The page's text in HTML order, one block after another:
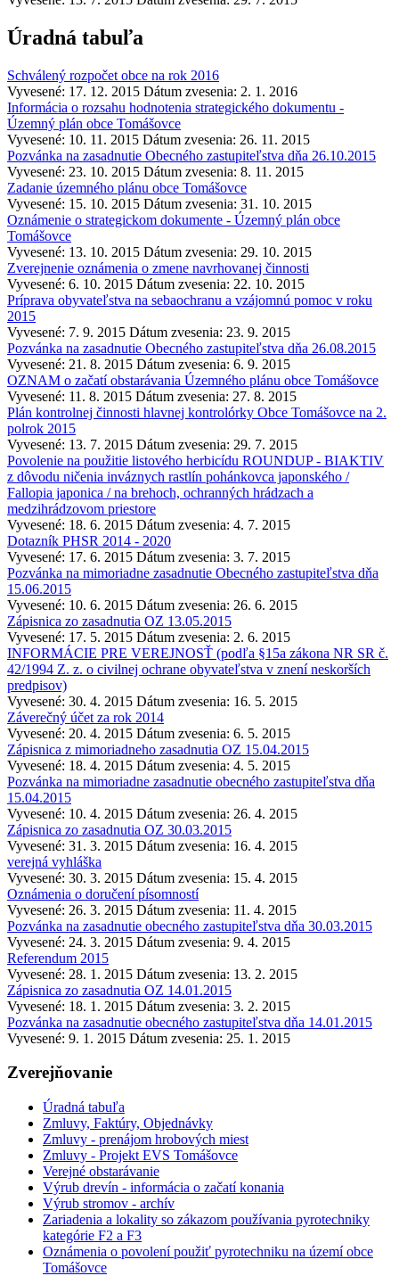
Úradná tabuľa
Schválený rozpočet obce na rok 2016
Vyvesené: 17. 12. 2015 Dátum zvesenia: 2. 1. 2016
Informácia o rozsahu hodnotenia strategického dokumentu -
Územný plán obce Tomášovce
Vyvesené: 10. 11. 2015 Dátum zvesenia: 26. 11. 2015
Pozvánka na zasadnutie Obecného zastupiteľstva dňa 26.10.2015
Vyvesené: 23. 10. 2015 Dátum zvesenia: 8. 11. 2015
Zadanie územného plánu obce Tomášovce
Vyvesené: 15. 10. 2015 Dátum zvesenia: 31. 10. 2015
Oznámenie o strategickom dokumente - Územný plán obce
Tomášovce
Vyvesené: 13. 10. 2015 Dátum zvesenia: 29. 10. 2015
Zverejnenie oznámenia o zmene navrhovanej činnosti
Vyvesené: 6. 10. 2015 Dátum zvesenia: 22. 10. 2015
Príprava obyvateľstva na sebaochranu a vzájomnú pomoc v roku
2015
Vyvesené: 7. 9. 2015 Dátum zvesenia: 23. 9. 2015
Pozvánka na zasadnutie Obecného zastupiteľstva dňa 26.08.2015
Vyvesené: 21. 8. 2015 Dátum zvesenia: 6. 9. 2015
OZNAM o začatí obstarávania Územného plánu obce Tomášovce
Vyvesené: 11. 8. 2015 Dátum zvesenia: 27. 8. 2015
Plán kontrolnej činnosti hlavnej kontrolórky Obce Tomášovce na 2.
polrok 2015
Vyvesené: 13. 7. 2015 Dátum zvesenia: 29. 7. 2015
Povolenie na použitie listového herbicídu ROUNDUP - BIAKTIV
z dôvodu ničenia inváznych rastlín pohánkovca japonského /
Fallopia japonica / na brehoch, ochranných hrádzach a
medzihrádzovom priestore
Vyvesené: 18. 6. 2015 Dátum zvesenia: 4. 7. 2015
Dotazník PHSR 2014 - 2020
Vyvesené: 17. 6. 2015 Dátum zvesenia: 3. 7. 2015
Pozvánka na mimoriadne zasadnutie Obecného zastupiteľstva dňa
15.06.2015
Vyvesené: 10. 6. 2015 Dátum zvesenia: 26. 6. 2015
Zápisnica zo zasadnutia OZ 13.05.2015
Vyvesené: 17. 5. 2015 Dátum zvesenia: 2. 6. 2015
INFORMÁCIE PRE VEREJNOSŤ (podľa §15a zákona NR SR č.
42/1994 Z. z. o civilnej ochrane obyvateľstva v znení neskorších
predpisov)
Vyvesené: 30. 4. 2015 Dátum zvesenia: 16. 5. 2015
Záverečný účet za rok 2014
Vyvesené: 20. 4. 2015 Dátum zvesenia: 6. 5. 2015
Zápisnica z mimoriadneho zasadnutia OZ 15.04.2015
Vyvesené: 18. 4. 2015 Dátum zvesenia: 4. 5. 2015
Pozvánka na mimoriadne zasadnutie obecného zastupiteľstva dňa
15.04.2015
Vyvesené: 10. 4. 2015 Dátum zvesenia: 26. 4. 2015
Zápisnica zo zasadnutia OZ 30.03.2015
Vyvesené: 31. 3. 2015 Dátum zvesenia: 16. 4. 2015
verejná vyhláška
Vyvesené: 30. 3. 2015 Dátum zvesenia: 15. 4. 2015
Oznámenia o doručení písomností
Vyvesené: 26. 3. 2015 Dátum zvesenia: 11. 4. 2015
Pozvánka na zasadnutie obecného zastupiteľstva dňa 30.03.2015
Vyvesené: 24. 3. 2015 Dátum zvesenia: 9. 4. 2015
Referendum 2015
Vyvesené: 28. 1. 2015 Dátum zvesenia: 13. 2. 2015
Zápisnica zo zasadnutia OZ 14.01.2015
Vyvesené: 18. 1. 2015 Dátum zvesenia: 3. 2. 2015
Pozvánka na zasadnutie obecného zastupiteľstva dňa 14.01.2015
Vyvesené: 9. 1. 2015 Dátum zvesenia: 25. 1. 2015
Zverejňovanie
Úradná tabuľa
Zmluvy, Faktúry, Objednávky
Zmluvy - prenájom hrobových miest
Zmluvy - Projekt EVS Tomášovce
Verejné obstarávanie
Výrub drevín - informácia o začatí konania
Výrub stromov - archív
Zariadenia a lokality so zákazom používania pyrotechniky
kategórie F2 a F3
Oznámenia o povolení použiť pyrotechniku na území obce
Tomášovce